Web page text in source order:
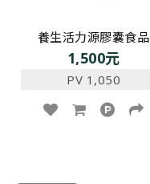
養生活力源膠囊食品
1,500元
PV 1,050